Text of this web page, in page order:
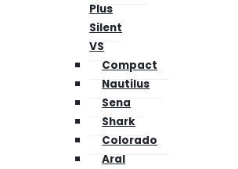
Plus
Silent
VS
Compact
Nautilus
Sena
Shark
Colorado
Aral